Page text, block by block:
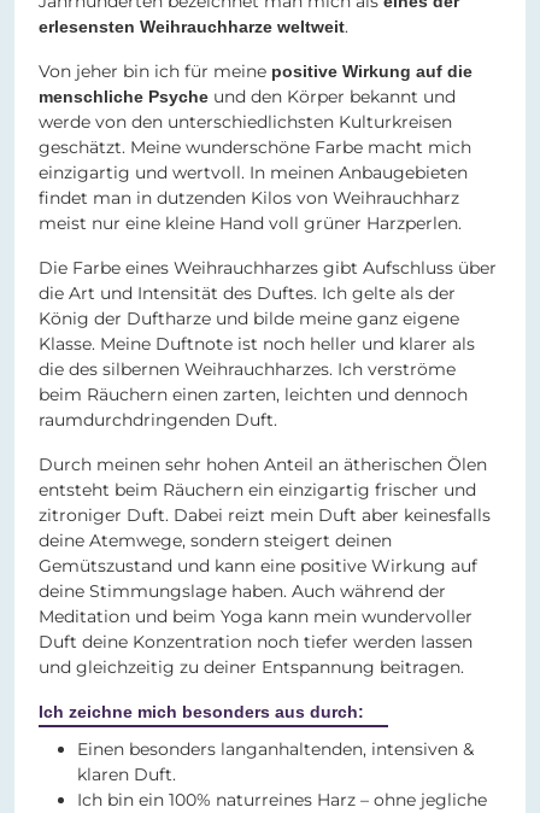
erlesensten Weihrauchharze weltweit.
Von jeher bin ich für meine positive Wirkung auf die
menschliche Psyche und den Körper bekannt und
werde von den unterschiedlichsten Kulturkreisen
geschätzt. Meine wunderschöne Farbe macht mich
einzigartig und wertvoll. In meinen Anbaugebieten
findet man in dutzenden Kilos von Weihrauchharz
meist nur eine kleine Hand voll grüner Harzperlen.
Die Farbe eines Weihrauchharzes gibt Aufschluss über
die Art und Intensität des Duftes. Ich gelte als der
König der Duftharze und bilde meine ganz eigene
Klasse. Meine Duftnote ist noch heller und klarer als
die des silbernen Weihrauchharzes. Ich verströme
beim Räuchern einen zarten, leichten und dennoch
raumdurchdringenden Duft.
Durch meinen sehr hohen Anteil an ätherischen Ölen
entsteht beim Räuchern ein einzigartig frischer und
zitroniger Duft. Dabei reizt mein Duft aber keinesfalls
deine Atemwege, sondern steigert deinen
Gemütszustand und kann eine positive Wirkung auf
deine Stimmungslage haben. Auch während der
Meditation und beim Yoga kann mein wundervoller
Duft deine Konzentration noch tiefer werden lassen
und gleichzeitig zu deiner Entspannung beitragen.
Ich zeichne mich besonders aus durch:
Einen besonders langanhaltenden, intensiven &
klaren Duft.
Ich bin ein 100% naturreines Harz – ohne jegliche